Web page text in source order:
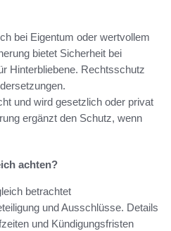
bei Eigentum oder wertvollem
bietet Sicherheit bei
Hinterbliebene. Rechtsschutz
und wird gesetzlich oder privat
ergänzt den Schutz, wenn
achten?
betrachtet
und Ausschlüsse. Details
und Kündigungsfristen